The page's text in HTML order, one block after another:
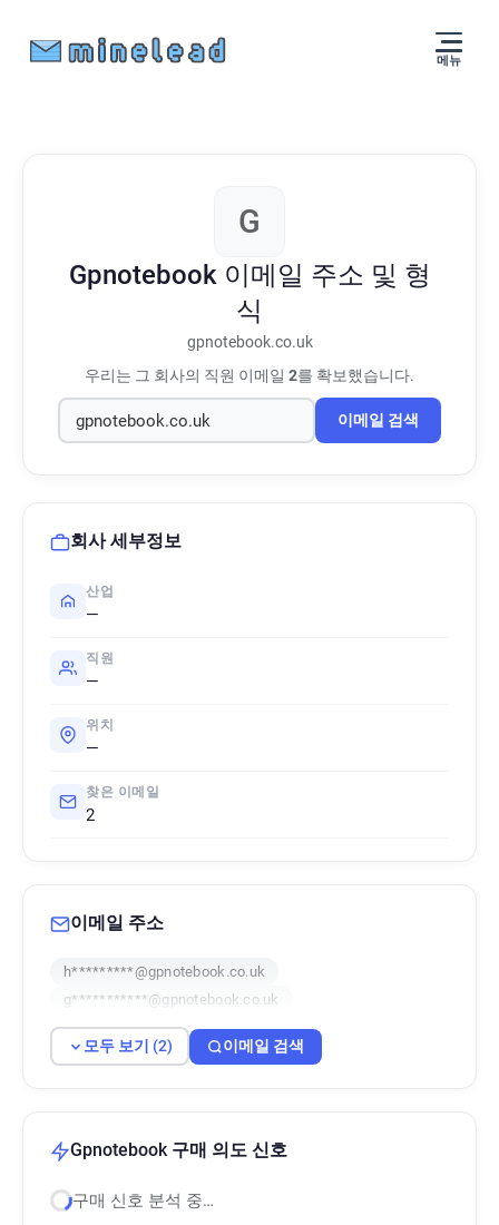
메뉴
G
Gpnotebook 이메일 주소 및 형
식
gpnotebook.co.uk
우리는 그 회사의 직원 이메일 2를 확보했습니다.
이메일 검색
회사 세부정보
산업
—
직원
—
위치
—
찾은 이메일
2
이메일 주소
h*********@gpnotebook.co.uk
g***********@gpnotebook.co.uk
모두 보기 (2) 이메일 검색
Gpnotebook 구매 의도 신호
구매 신호 분석 중…